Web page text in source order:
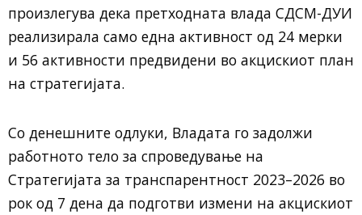
произлегува дека претходната влада СДСМ-ДУИ
реализирала само една активност од 24 мерки
и 56 активности предвидени во акцискиот план
на стратегијата.
Со денешните одлуки, Владата го задолжи
работното тело за спроведување на
Стратегијата за транспарентност 2023–2026 во
рок од 7 дена да подготви измени на акцискиот